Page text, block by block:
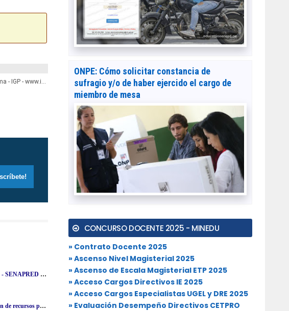
Temblor en Arequipa de Magnitud 4.0 (Hoy Sábado 4 Septiembre 2021) Sismo - Epicentro - Maca - Caylloma - IGP - www.igp.gob.pe
Temblor en Chile de Magnitud 5.1 (Hoy Miércoles 13 Marzo 2024) Terremoto Sismo Epicentro - Putre - Arica - Parinacota - ONEMI - SENAPRED [ACTUALIZADO]
PRODUCE: FONDEPES capacitó a pescadores artesanales de Ventanilla y Chancay en reparación de redes de pesca y manipulación de recursos pesqueros
ONPE: Cómo solicitar constancia de
sufragio y/o de haber ejercido el cargo de
miembro de mesa
CONCURSO DOCENTE 2025 - MINEDU
» Contrato Docente 2025
» Ascenso Nivel Magisterial 2025
» Ascenso de Escala Magisterial ETP 2025
» Acceso Cargos Directivos IE 2025
» Acceso Cargos Especialistas UGEL y DRE 2025
» Evaluación Desempeño Directivos CETPRO